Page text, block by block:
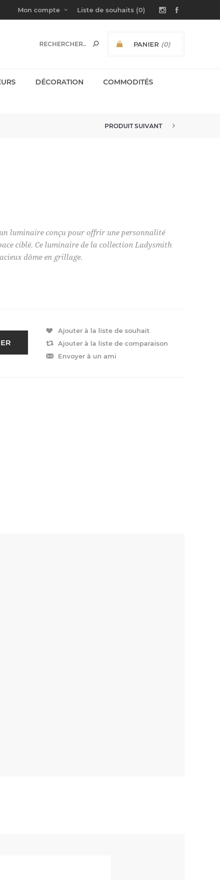
Mon compte Liste de souhaits (0)
PANIER (0)
DÉCORATION COMMODITÉS
PRODUIT SUIVANT
luminaire conçu pour offrir une personnalité
ciblé. Ce luminaire de la collection Ladysmith
dôme en grillage.